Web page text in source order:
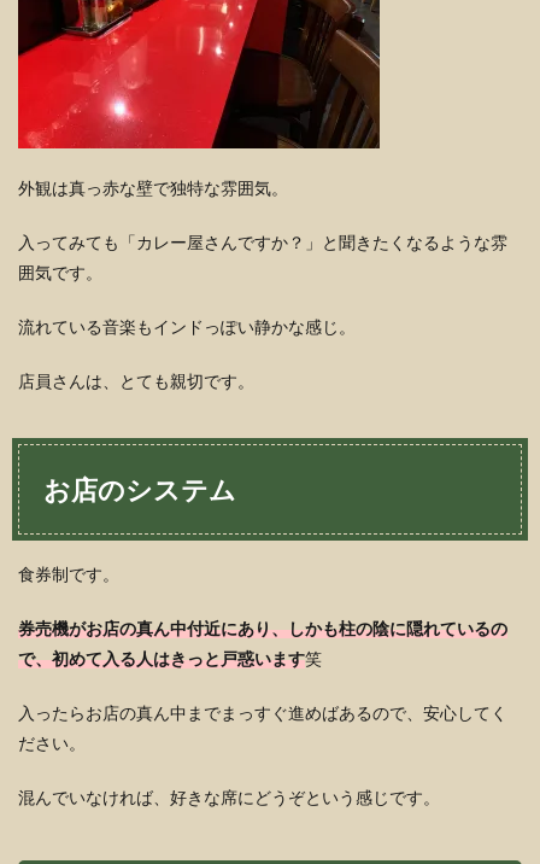
外観は真っ赤な壁で独特な雰囲気。
入ってみても「カレー屋さんですか？」と聞きたくなるような雰
囲気です。
流れている音楽もインドっぽい静かな感じ。
店員さんは、とても親切です。
お店のシステム
食券制です。
券売機がお店の真ん中付近にあり、しかも柱の陰に隠れているの
で、初めて入る人はきっと戸惑います笑
入ったらお店の真ん中までまっすぐ進めばあるので、安心してく
ださい。
混んでいなければ、好きな席にどうぞという感じです。